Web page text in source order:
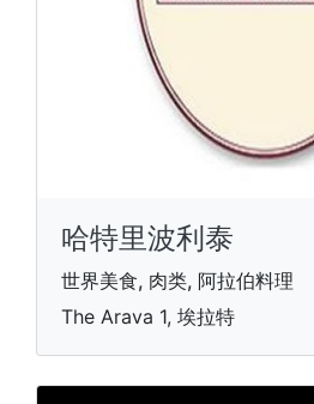
哈特里波利泰
世界美食, 肉类, 阿拉伯料理
The Arava 1, 埃拉特